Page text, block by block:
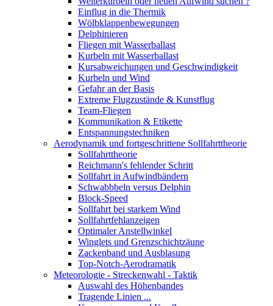
Einflug in die Thermik
Wölbklappenbewegungen
Delphinieren
Fliegen mit Wasserballast
Kurbeln mit Wasserballast
Kursabweichungen und Geschwindigkeit
Kurbeln und Wind
Gefahr an der Basis
Extreme Flugzustände & Kunstflug
Team-Fliegen
Kommunikation & Etikette
Entspannungstechniken
Aerodynamik und fortgeschrittene Sollfahrttheorie
Sollfahrttheorie
Reichmann's fehlender Schritt
Sollfahrt in Aufwindbändern
Schwabbbeln versus Delphin
Block-Speed
Sollfahrt bei starkem Wind
Sollfahrtfehlanzeigen
Optimaler Anstellwinkel
Winglets und Grenzschichtzäune
Zackenband und Ausblasung
Top-Notch-Aerodramatik
Meteorologie - Streckenwahl - Taktik
Auswahl des Höhenbandes
Tragende Linien ...